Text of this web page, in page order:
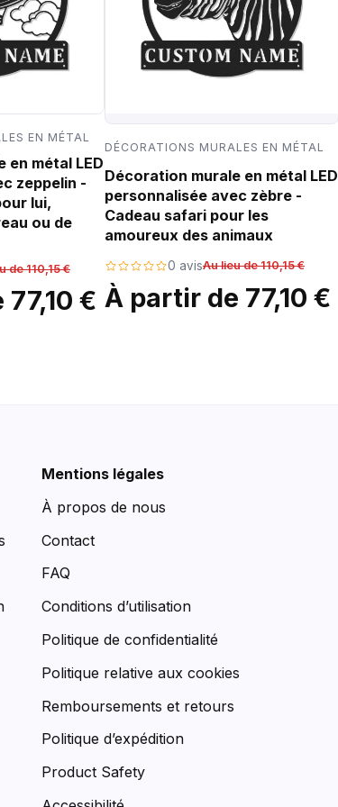
EN MÉTAL
en métal LED
zeppelin -
lui,
ou de
de 110,15 €
€
DÉCORATIONS MURALES EN MÉTAL
Décoration murale en métal LED
personnalisée avec zèbre -
Cadeau safari pour les
amoureux des animaux
0 avisAu lieu de 110,15 €
À partir de 77,10 €
Mentions légales
À propos de nous
Contact
FAQ
Conditions d’utilisation
Politique de confidentialité
Politique relative aux cookies
Remboursements et retours
Politique d’expédition
Product Safety